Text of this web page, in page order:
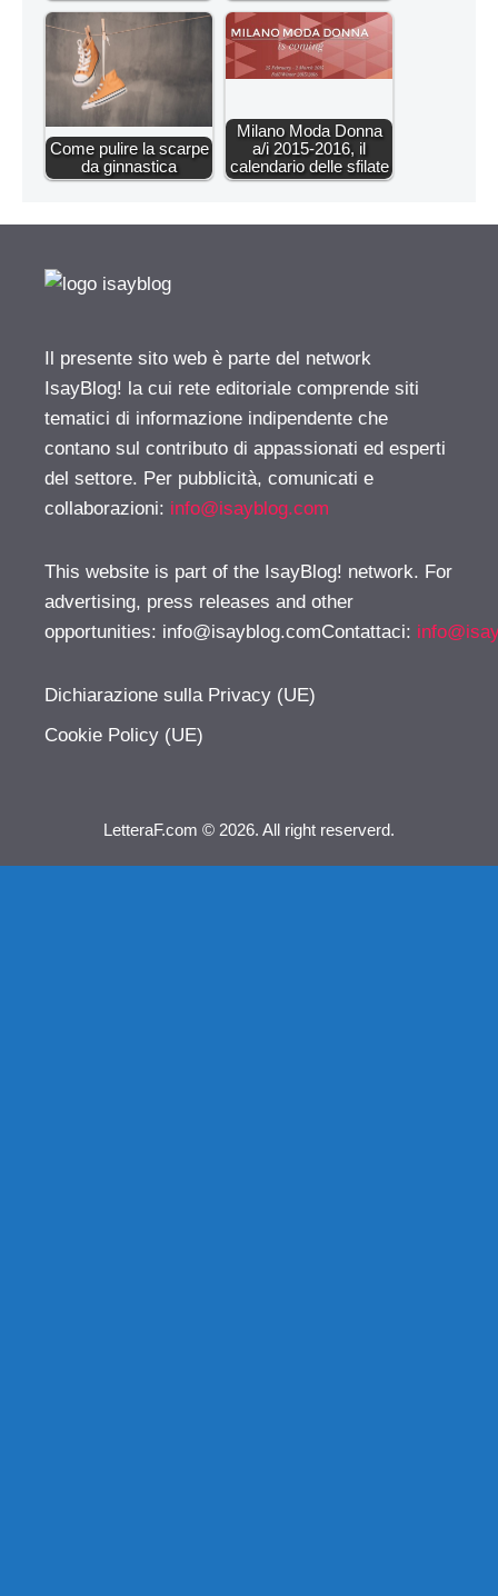
Come pulire la scarpe
da ginnastica
Milano Moda Donna
a/i 2015-2016, il
calendario delle sfilate
Il presente sito web è parte del network
IsayBlog! la cui rete editoriale comprende siti
tematici di informazione indipendente che
contano sul contributo di appassionati ed esperti
del settore. Per pubblicità, comunicati e
collaborazioni: info@isayblog.com
This website is part of the IsayBlog! network. For
advertising, press releases and other
opportunities: info@isayblog.comContattaci:
Dichiarazione sulla Privacy (UE)
Cookie Policy (UE)
LetteraF.com © 2026. All right reserverd.